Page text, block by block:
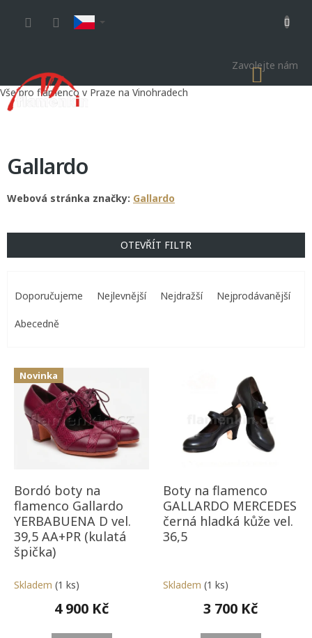
Zavolejte nám
Vše pro flamenco v Praze na Vinohradech
KOŠÍK
Gallardo
Webová stránka značky: Gallardo
OTEVŘÍT FILTR
p
Doporučujeme Nejlevnější Nejdražší Nejprodávanější
Abecedně
V
u
Novinka
Bordó boty na
flamenco Gallardo
YERBABUENA D vel.
39,5 AA+PR (kulatá
špička)
Skladem (1 ks)
4 900 Kč
Boty na flamenco
GALLARDO MERCEDES
černá hladká kůže vel.
36,5
Skladem (1 ks)
3 700 Kč